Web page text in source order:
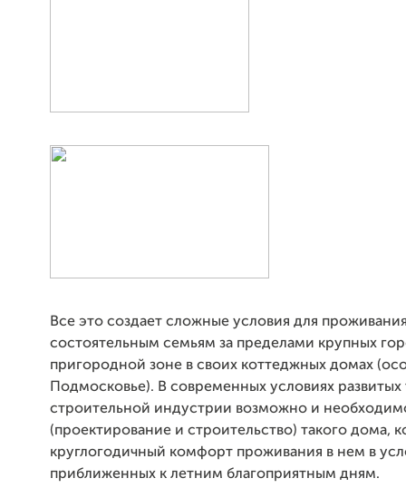
Все это создает сложные условия для
состоятельным семьям за пределами крупных
пригородной зоне в своих коттеджных домах
Подмосковье). В современных условиях развитых
строительной индустрии возможно и
(проектирование и строительство) такого дома,
круглогодичный комфорт проживания в нем в
приближенных к летним благоприятным дням.